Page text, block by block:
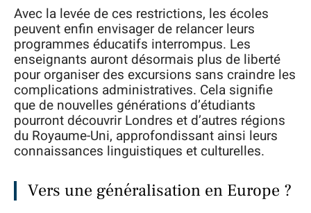
Avec la levée de ces restrictions, les écoles
peuvent enfin envisager de relancer leurs
programmes éducatifs interrompus. Les
enseignants auront désormais plus de liberté
pour organiser des excursions sans craindre les
complications administratives. Cela signifie
que de nouvelles générations d’étudiants
pourront découvrir Londres et d’autres régions
du Royaume-Uni, approfondissant ainsi leurs
connaissances linguistiques et culturelles.
Vers une généralisation en Europe ?